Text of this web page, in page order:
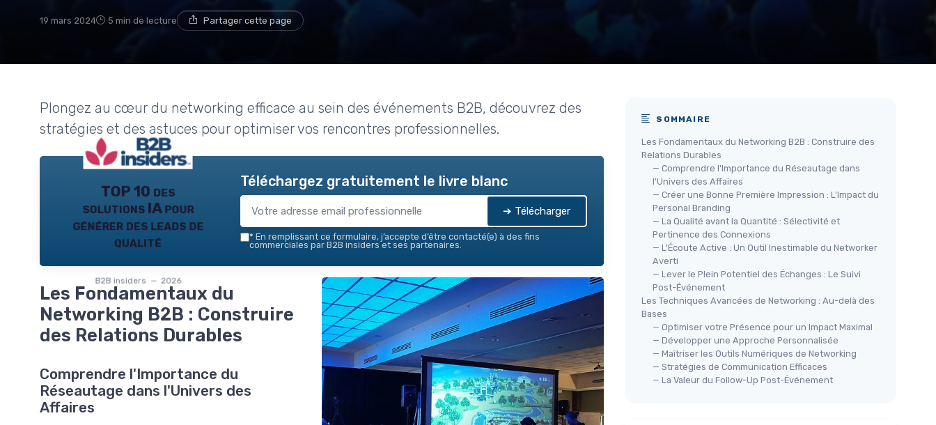
19 mars 2024 5 min de lecture Partager cette page
Plongez au cœur du networking efficace au sein des événements B2B, découvrez des
stratégies et des astuces pour optimiser vos rencontres professionnelles.
TOP 10 des
solutions IA pour
générer des leads de
qualité
B2B insiders — 2026
Téléchargez gratuitement le livre blanc
➔ Télécharger
* En remplissant ce formulaire, j’accepte d’être contacté(e) à des fins
commerciales par B2B insiders et ses partenaires.
Les Fondamentaux du
Networking B2B : Construire
des Relations Durables
Comprendre l'Importance du
Réseautage dans l'Univers des
Affaires
SOMMAIRE
Les Fondamentaux du Networking B2B : Construire des
Relations Durables
— Comprendre l'Importance du Réseautage dans
l'Univers des Affaires
— Créer une Bonne Première Impression : L'Impact du
Personal Branding
— La Qualité avant la Quantité : Sélectivité et
Pertinence des Connexions
— L'Écoute Active : Un Outil Inestimable du Networker
Averti
— Lever le Plein Potentiel des Échanges : Le Suivi
Post-Événement
Les Techniques Avancées de Networking : Au-delà des
Bases
— Optimiser votre Présence pour un Impact Maximal
— Développer une Approche Personnalisée
— Maîtriser les Outils Numériques de Networking
— Stratégies de Communication Efficaces
— La Valeur du Follow-Up Post-Événement